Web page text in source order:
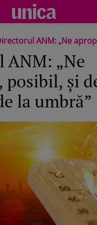
ANM: „Ne apropiem, posibil, și de 39… 40
„Ne
posibil, și
la umbră”